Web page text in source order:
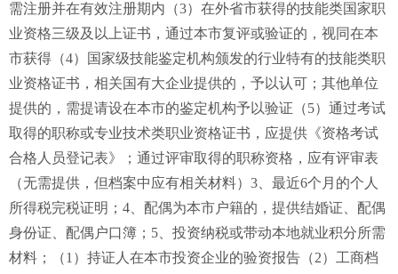
需注册并在有效注册期内（3）在外省市获得的技能类国家职
业资格三级及以上证书，通过本市复评或验证的，视同在本
市获得（4）国家级技能鉴定机构颁发的行业特有的技能类职
业资格证书，相关国有大企业提供的，予以认可；其他单位
提供的，需提请设在本市的鉴定机构予以验证（5）通过考试
取得的职称或专业技术类职业资格证书，应提供《资格考试
合格人员登记表》；通过评审取得的职称资格，应有评审表
（无需提供，但档案中应有相关材料）3、最近6个月的个人
所得税完税证明；4、配偶为本市户籍的，提供结婚证、配偶
身份证、配偶户口簿；5、投资纳税或带动本地就业积分所需
材料；（1）持证人在本市投资企业的验资报告（2）工商档